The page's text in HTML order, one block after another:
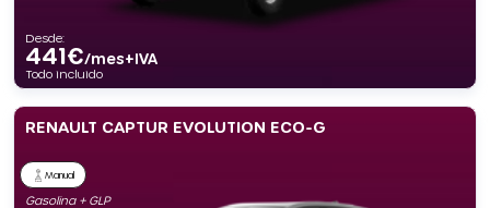
Desde:
441€/mes+IVA
Todo incluido
RENAULT CAPTUR EVOLUTION ECO-G
Manual
Gasolina + GLP